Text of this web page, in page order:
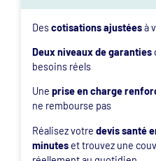
Descotisations ajustéesà
Deux niveaux de garanties
besoins réels
Une prise en charge
ne rembourse pas
Réalisez votre devis santé
minuteset trouvez une